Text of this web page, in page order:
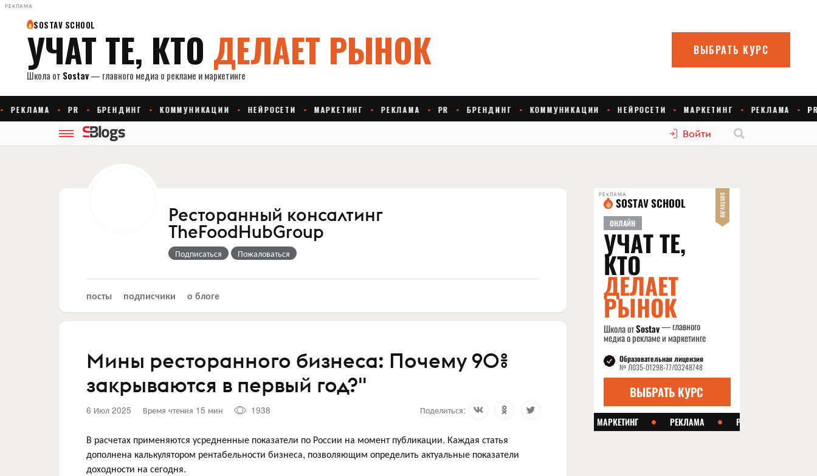
РЕКЛАМА
Войти
Ресторанный консалтинг
TheFoodHubGroup
Подписаться Пожаловаться
посты подписчики о блоге
Мины ресторанного бизнеса: Почему 90%
закрываются в первый год?"
6 Июл 2025 Время чтения 15 мин 1938 Поделиться:
В расчетах применяются усредненные показатели по России на момент публикации. Каждая статья
дополнена калькулятором рентабельности бизнеса, позволяющим определить актуальные показатели
доходности на сегодня.
РЕКЛАМА